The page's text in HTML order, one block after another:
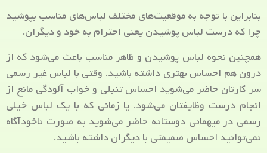
بنابراین با توجه به موقعیت‌های مختلف لباس‌های مناسب بپوشید
چرا که درست لباس پوشیدن یعنی احترام به خود و دیگران.
همچنین نحوه لباس پوشیدن و ظاهر مناسب باعث می‌شود که از
درون هم احساس بهتری داشته باشید. وقتی با لباس غیر رسمی
سر کارتان حاضر می‌شوید احساس تنبلی و خواب آلودگی مانع از
انجام درست وظایفتان می‌شود. یا زمانی که با یک لباس خیلی
رسمی در میهمانی دوستانه حاضر می‌شوید به صورت ناخودآگاه
نمی‌توانید احساس صمیمتی با دیگران داشته باشید.